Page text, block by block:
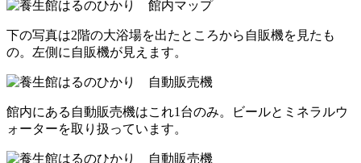
下の写真は2階の大浴場を出たところから自販機を見たも
の。左側に自販機が見えます。
館内にある自動販売機はこれ1台のみ。ビールとミネラルウ
ォーターを取り扱っています。